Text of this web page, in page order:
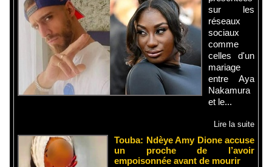
sur les
réseaux
sociaux
comme
celles d'un
mariage
entre Aya
Nakamura
et le...
Lire la suite
Touba: Ndèye Amy Dione accuse
un proche de l’avoir
empoisonnée avant de mourir